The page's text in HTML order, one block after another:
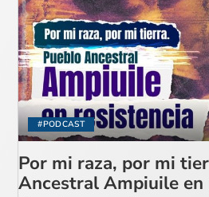
#PODCAST
Por mi raza, por mi
Ancestral Ampiuile en